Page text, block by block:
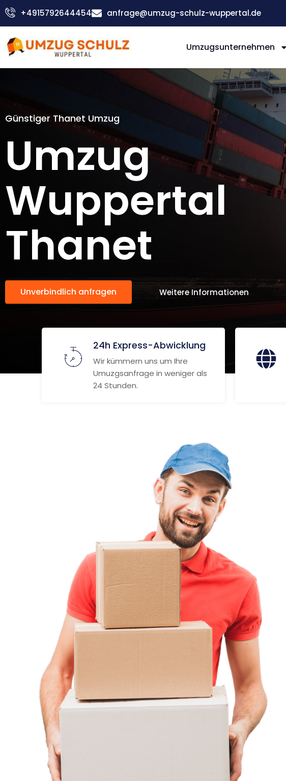
Zum
Inhalt
+4915792644454 anfrage@umzug-schulz-wuppertal.de
Umzugsunternehmen
Günstiger Thanet Umzug
Umzug
Wuppertal
Thanet
Unverbindlich anfragen Weitere Informationen
24h Express-Abwicklung
Wir kümmern uns um Ihre
Umuzgsanfrage in weniger als
24 Stunden.